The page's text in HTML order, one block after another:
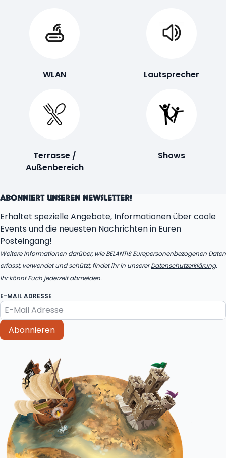
WLAN Lautsprecher
Terrasse /
Außenbereich
Shows
ABONNIERT UNSEREN NEWSLETTER!
Erhaltet spezielle Angebote, Informationen über coole
Events und die neuesten Nachrichten in Euren
Posteingang!
Weitere Informationen darüber, wie BELANTIS Eurepersonenbezogenen Daten
erfasst, verwendet und schützt, findet ihr in unsererDatenschutzerklärung.
Ihr könnt Euch jederzeit abmelden.
E-MAIL ADRESSE
Abonnieren